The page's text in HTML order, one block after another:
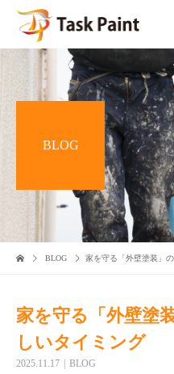
BLOG
BLOG 家を守る「外壁塗装」
家を守る「外壁塗
しいタイミング
2025.11.17 BLOG